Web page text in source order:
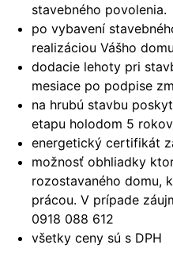
stavebného povolenia.
po vybavení
realizáciou Vášho domu
dodacie lehoty pri
mesiace po podpise
na hrubú stavbu
etapu holodom 5 rokov
energetický certifikát
možnosť obhliadky
rozostavaného domu,
prácou. V prípade
0918 088 612
všetky ceny sú s DPH